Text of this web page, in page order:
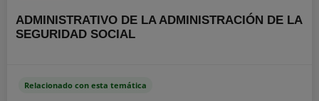
ADMINISTRATIVO DE LA ADMINISTRACIÓN DE LA
SEGURIDAD SOCIAL
Relacionado con esta temática